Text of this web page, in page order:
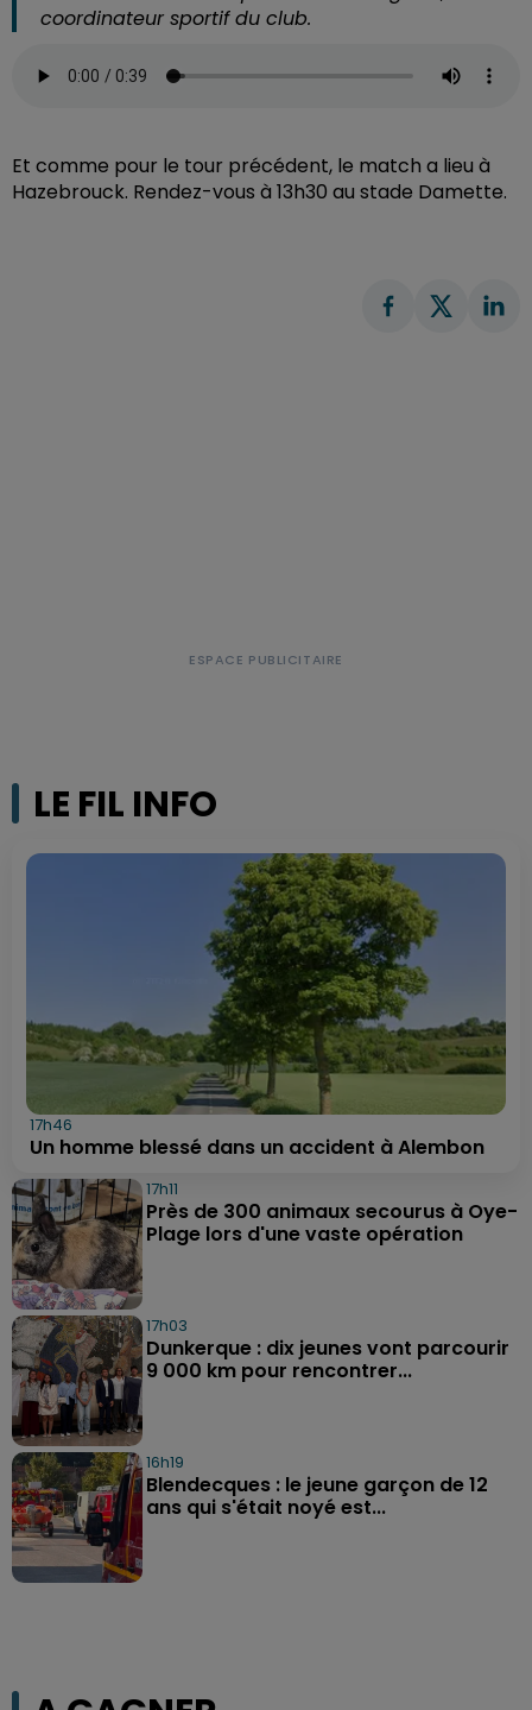
coordinateur sportif du club.
Et comme pour le tour précédent, le match a lieu à
Hazebrouck. Rendez-vous à 13h30 au stade Damette.
LE FIL INFO
17h46
Un homme blessé dans un accident à Alembon
17h11
Près de 300 animaux secourus à Oye-
Plage lors d'une vaste opération
17h03
Dunkerque : dix jeunes vont parcourir
9 000 km pour rencontrer...
16h19
Blendecques : le jeune garçon de 12
ans qui s'était noyé est...